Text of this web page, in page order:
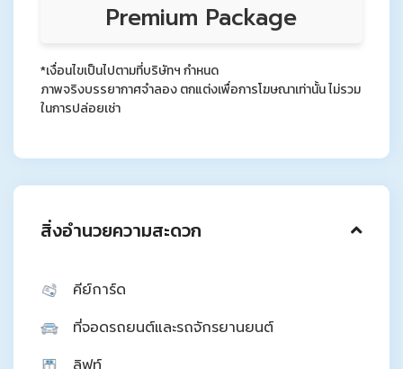
Premium Package
20,700
บาท / เดือน
*เงื่อนไขเป็นไปตามที่บริษัทฯ กำหนด
ภาพจริงบรรยากาศจำลอง ตกแต่งเพื่อการโฆษณาเท่านั้น ไม่รวม
ในการปล่อยเช่า
สิ่งอำนวยความสะดวก
คีย์การ์ด
ที่จอดรถยนต์และรถจักรยานยนต์